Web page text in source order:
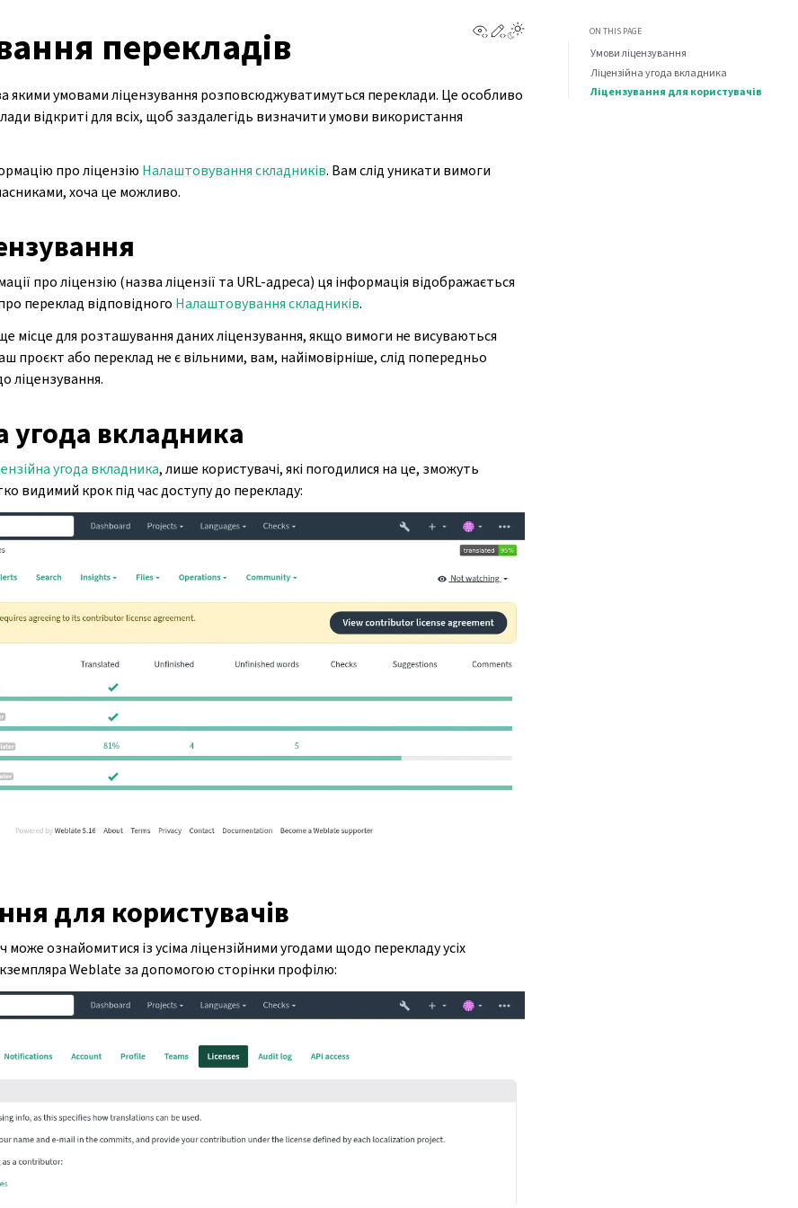
View this page
Edit this page
перекладів
якими умовами ліцензування розповсюджуватимуться переклади. Це особливо
відкриті для всіх, щоб заздалегідь визначити умови використання
про ліцензію Налаштовування складників. Вам слід уникати вимоги
хоча це можливо.
про ліцензію (назва ліцензії та URL-адреса) ця інформація відображається
переклад відповідного Налаштовування складників.
місце для розташування даних ліцензування, якщо вимоги не висуваються
проєкт або переклад не є вільними, вам, найімовірніше, слід попередньо
ліцензування.
угода вкладника
угода вкладника, лише користувачі, які погодилися на це, зможуть
видимий крок під час доступу до перекладу:
для користувачів
може ознайомитися із усіма ліцензійними угодами щодо перекладу усіх
Weblate за допомогою сторінки профілю:
ON THIS PAGE
Умови ліцензування
Ліцензійна угода вкладника
Ліцензування для користувачів